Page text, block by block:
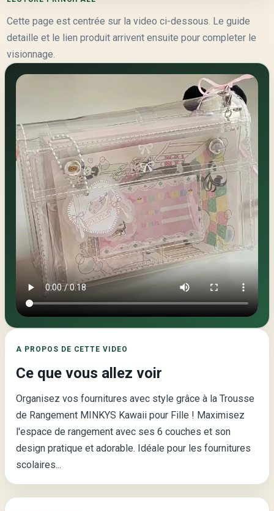
Cette page est centrée sur la video ci-dessous. Le guide
detaille et le lien produit arrivent ensuite pour completer le
visionnage.
Video
principale
de
la
page
Trousse
de
PVC
6
Couches
MINKYS
Kawaii
Fille
A PROPOS DE CETTE VIDEO
Ce que vous allez voir
Organisez vos fournitures avec style grâce à la Trousse
de Rangement MINKYS Kawaii pour Fille ! Maximisez
l'espace de rangement avec ses 6 couches et son
design pratique et adorable. Idéale pour les fournitures
scolaires...